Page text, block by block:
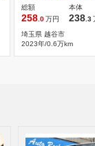
総額
258 .0万円
本体
238 .3
埼玉県 越谷市
2023年/0.6万km